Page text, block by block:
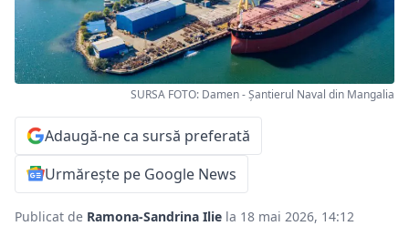
SURSA FOTO: Damen - Șantierul Naval din Mangalia
Adaugă-ne ca sursă preferată
Urmărește pe Google News
Publicat de Ramona-Sandrina Ilie la 18 mai 2026, 14:12